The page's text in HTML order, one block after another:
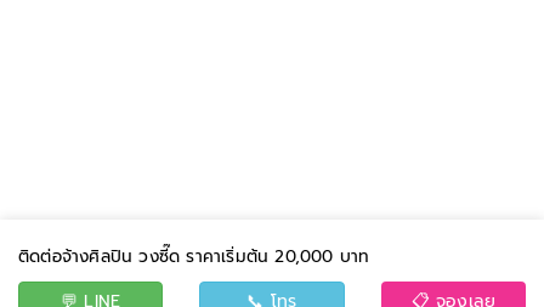
ติดต่อจ้างศิลปิน วงซี๊ด ราคาเริ่มต้น 20,000 บาท
💬 LINE
📞 โทร 📋 จองเลย